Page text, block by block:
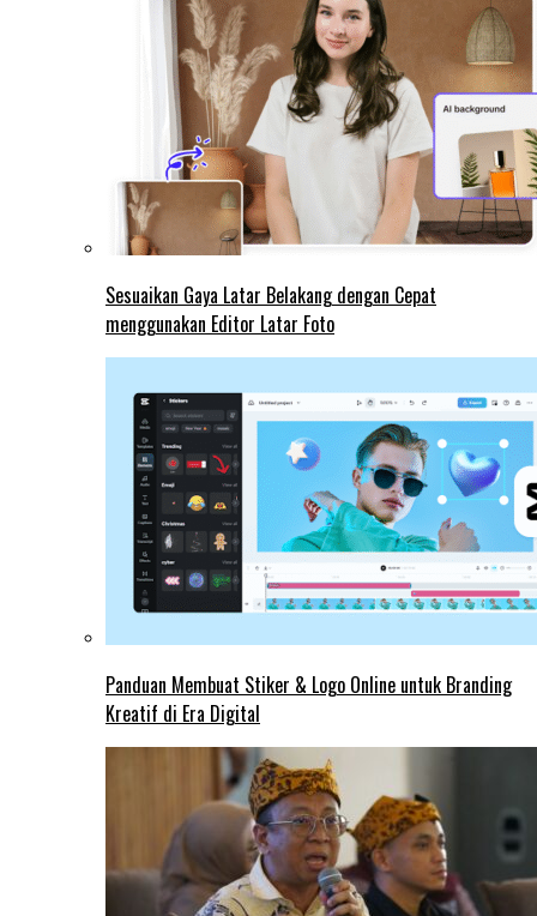
Sesuaikan Gaya Latar Belakang dengan Cepat
menggunakan Editor Latar Foto
Panduan Membuat Stiker & Logo Online untuk Branding
Kreatif di Era Digital